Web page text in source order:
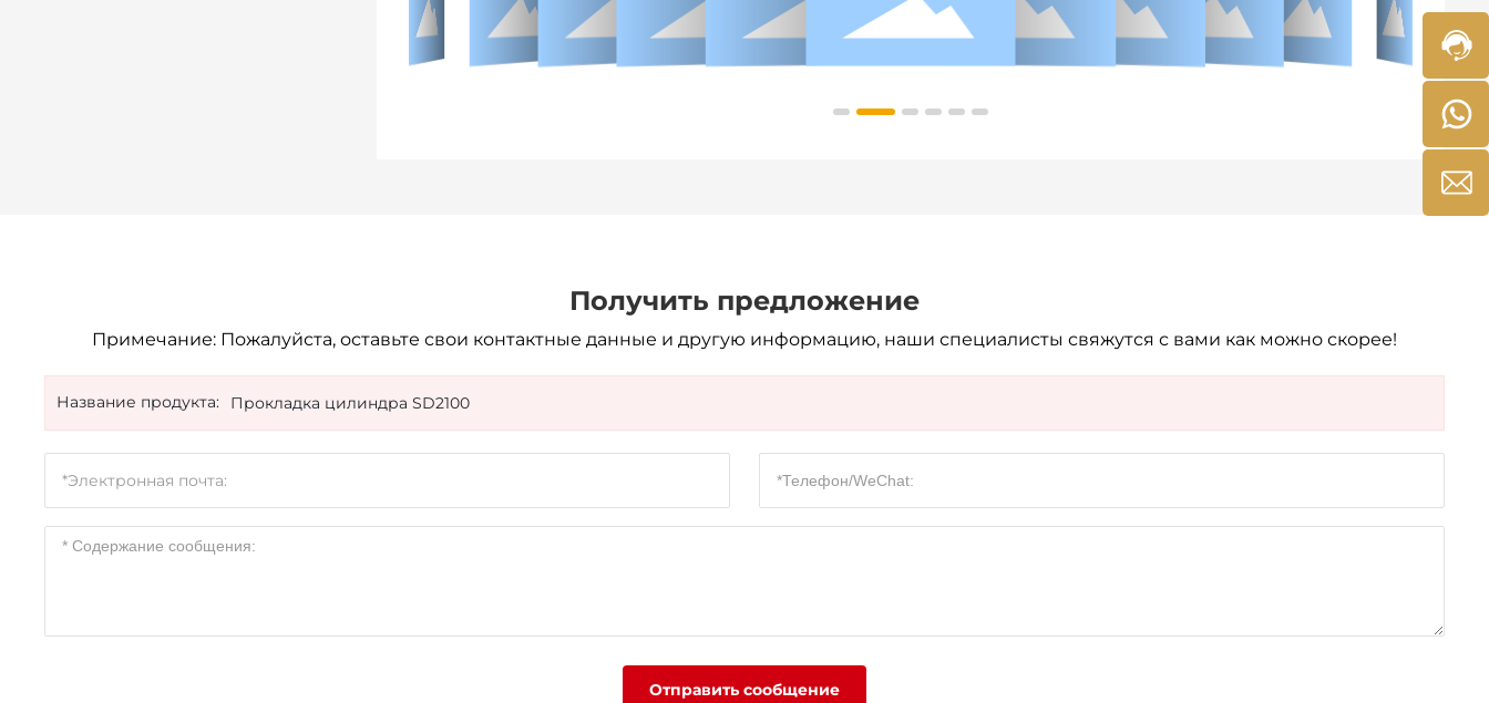
Получить предложение
Примечание: Пожалуйста, оставьте свои контактные данные и другую информацию, наши специалисты свяжутся с вами как можно скорее!
Название продукта: Прокладка цилиндра SD2100
Отправить сообщение